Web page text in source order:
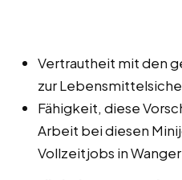
Vertrautheit mit den
zur
Fähigkeit, diese
Arbeit bei diesen
Vollzeitjobs in